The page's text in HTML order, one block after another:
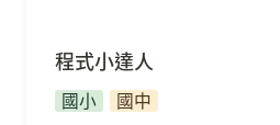
程式小達人
國小 國中